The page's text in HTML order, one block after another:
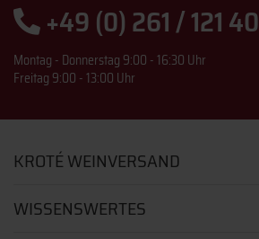
+49 (0) 261 / 121 40
Montag - Donnerstag 9:00 - 16:30 Uhr
Freitag 9:00 - 13:00 Uhr
KROTÉ WEINVERSAND
WISSENSWERTES